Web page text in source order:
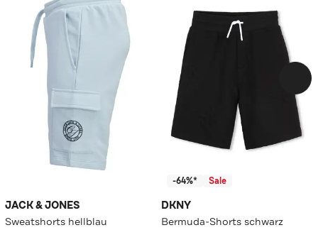
JACK & JONES
Sweatshorts hellblau
-64%* Sale
DKNY
Bermuda-Shorts schwarz